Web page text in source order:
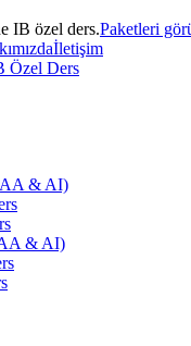
IB özel ders.Paketleri
İletişim
Özel Ders
& AI)
& AI)